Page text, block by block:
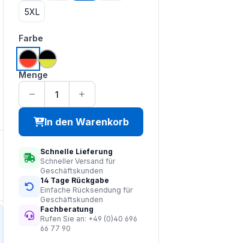
5XL
Farbe
hi vis orange | schwarz
hi vis saturn gelb | schwarz
Menge
In den Warenkorb
Schnelle Lieferung
Schneller Versand für
Geschäftskunden
14 Tage Rückgabe
Einfache Rücksendung für
Geschäftskunden
Fachberatung
Rufen Sie an: +49 (0)40 696
66 77 90